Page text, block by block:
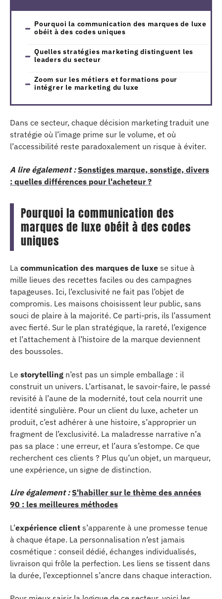
Pourquoi la communication des marques de luxe
obéit à des codes uniques
Quelles stratégies marketing distinguent les
leaders du secteur
Zoom sur les métiers et formations pour
intégrer le marketing du luxe
Dans ce secteur, chaque décision marketing traduit une
stratégie où l’image prime sur le volume, et où
l’accessibilité reste paradoxalement un risque à éviter.
A lire également : Sonstiges marque, sonstige, divers
: quelles différences pour l'acheteur ?
Pourquoi la communication des
marques de luxe obéit à des codes
uniques
La communication des marques de luxe se situe à
mille lieues des recettes faciles ou des campagnes
tapageuses. Ici, l’exclusivité ne fait pas l’objet de
compromis. Les maisons choisissent leur public, sans
souci de plaire à la majorité. Ce parti-pris, ils l’assument
avec fierté. Sur le plan stratégique, la rareté, l’exigence
et l’attachement à l’histoire de la marque deviennent
des boussoles.
Le storytelling n’est pas un simple emballage : il
construit un univers. L’artisanat, le savoir-faire, le passé
revisité à l’aune de la modernité, tout cela nourrit une
identité singulière. Pour un client du luxe, acheter un
produit, c’est adhérer à une histoire, s’approprier un
fragment de l’exclusivité. La maladresse narrative n’a
pas sa place : une erreur, et l’aura s’estompe. Ce que
recherchent ces clients ? Plus qu’un objet, un marqueur,
une expérience, un signe de distinction.
Lire également : S'habiller sur le thème des années
90 : les meilleures méthodes
L’expérience client s’apparente à une promesse tenue
à chaque étape. La personnalisation n’est jamais
cosmétique : conseil dédié, échanges individualisés,
livraison qui frôle la perfection. Les liens se tissent dans
la durée, l’exceptionnel s’ancre dans chaque interaction.